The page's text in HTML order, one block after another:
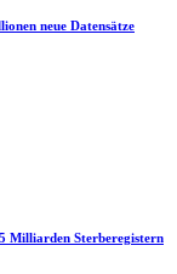
neue Datensätze
Milliarden Sterberegistern